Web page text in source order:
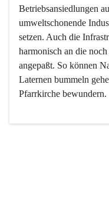
Betriebsansiedlungen
umweltschonende
setzen. Auch die
harmonisch an die
angepaßt. So können
Laternen bummeln
Pfarrkirche bewundern.
Der Weinbau dominert